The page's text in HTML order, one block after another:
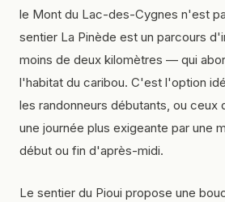
le Mont du Lac-des-Cygnes n'est
sentier La Pinède est un parcours
moins de deux kilomètres — qui
l'habitat du caribou. C'est l'option
les randonneurs débutants, ou ceux
une journée plus exigeante par une
début ou fin d'après-midi.
Le sentier du Pioui propose une